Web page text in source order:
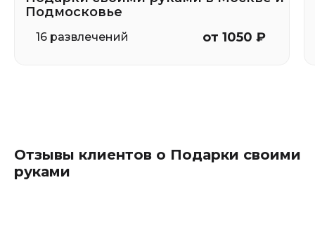
Подмосковье
16 развлечений от 1050 ₽
Отзывы клиентов о Подарки своими
руками